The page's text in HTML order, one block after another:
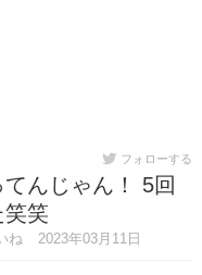
フォローする
んじゃん！ 5回
笑笑
ね
2023年03月11日